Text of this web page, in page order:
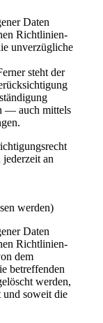
Daten
Richtlinien-
unverzügliche
steht der
— auch mittels
an
werden)
Daten
Richtlinien-
dem
betreffenden
werden,
und soweit die